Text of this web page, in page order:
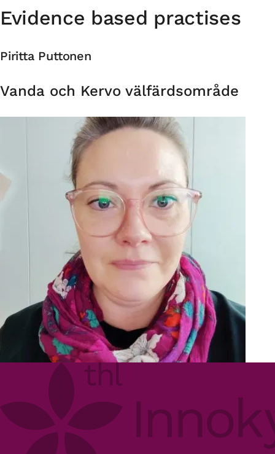
Evidence based practises
Piritta Puttonen
Organisation
Vanda och Kervo välfärdsområde